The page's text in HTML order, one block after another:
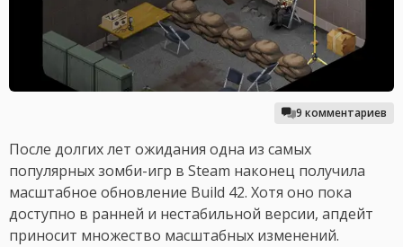
9 комментариев
После долгих лет ожидания одна из самых
популярных зомби-игр в Steam наконец получила
масштабное обновление Build 42. Хотя оно пока
доступно в ранней и нестабильной версии, апдейт
приносит множество масштабных изменений.